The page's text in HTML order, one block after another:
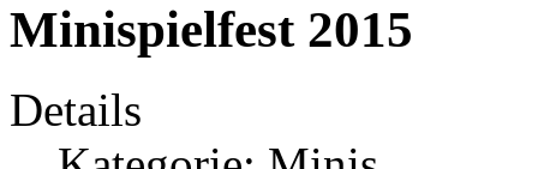
Minispielfest 2015
Details